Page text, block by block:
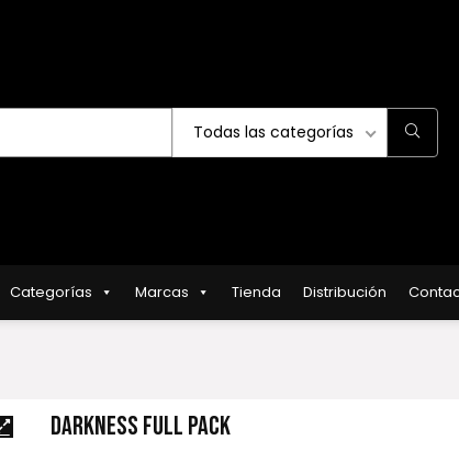
Todas las categorías
Categorías Marcas Tienda Distribución
DARKNESS FULL PACK